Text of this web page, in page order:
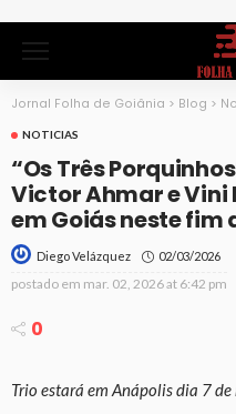
Jornal Folha de Goiânia > Blog >
NOTICIAS
“Os Três
Victor Ahmar e
em Goiás neste fim
Diego Velázquez 02/03/2026
postado em mar. 02, 2026 at 6:42 pm
0
Trio estará em Anápolis dia 7